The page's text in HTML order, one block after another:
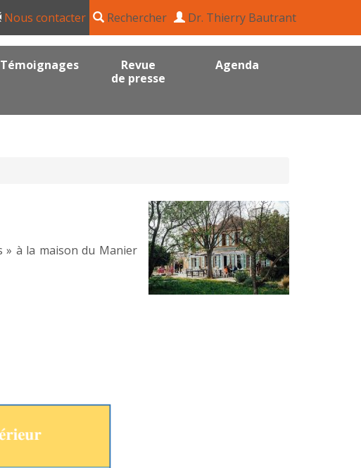
Nous contacter Rechercher Dr. Thierry Bautrant
Témoignages
Revue
de presse
Agenda
» à la maison du Manier